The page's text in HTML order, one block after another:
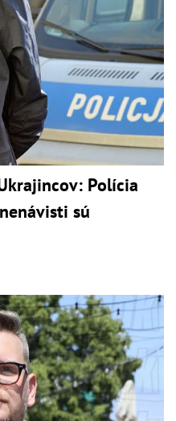
Polícia
sú